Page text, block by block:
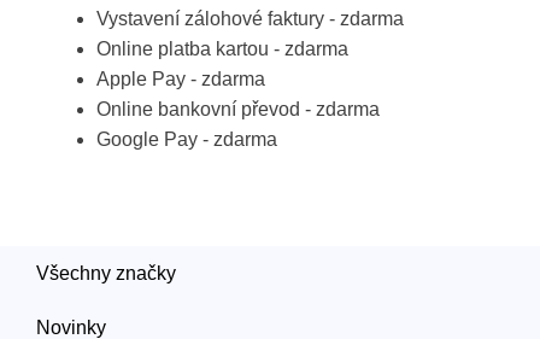
Vystavení zálohové faktury - zdarma
Online platba kartou - zdarma
Apple Pay - zdarma
Online bankovní převod - zdarma
Google Pay - zdarma
Všechny značky
Novinky